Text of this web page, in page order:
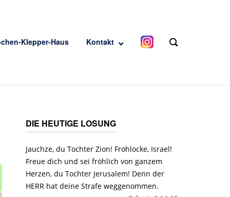
Klepper-Haus Kontakt
OPEN
DIE HEUTIGE LOSUNG
Jauchze, du Tochter Zion! Frohlocke, Israel!
Freue dich und sei fröhlich von ganzem
Herzen, du Tochter Jerusalem! Denn der
HERR hat deine Strafe weggenommen.